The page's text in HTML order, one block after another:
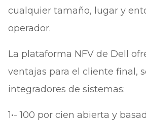
cualquier tamaño, lugar y
operador.
La plataforma NFV de Dell
ventajas para el cliente final,
integradores de sistemas:
1•- 100 por cien abierta y